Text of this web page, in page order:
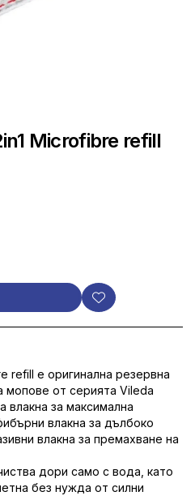
Microfibre refill
refill е оригинална резервна
мопове от серията Vileda
влакна за максимална
влакна за дълбоко
влакна за премахване на
дори само с вода, като
без нужда от силни